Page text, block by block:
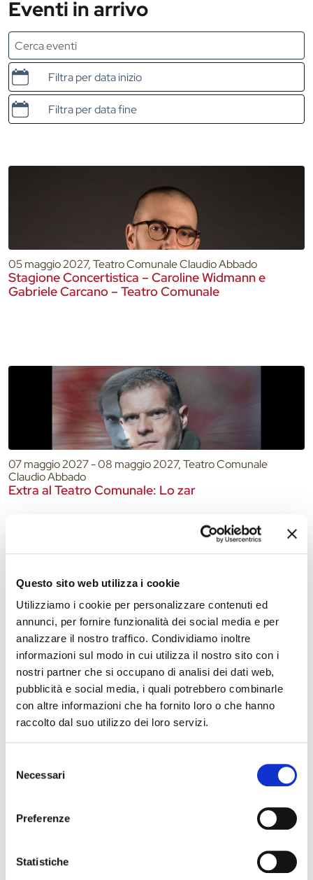
Questo sito web utilizza i cookie
Utilizziamo i cookie per personalizzare contenuti ed
annunci, per fornire funzionalità dei social media e per
analizzare il nostro traffico. Condividiamo inoltre
informazioni sul modo in cui utilizza il nostro sito con i
nostri partner che si occupano di analisi dei dati web,
pubblicità e social media, i quali potrebbero combinarle
con altre informazioni che ha fornito loro o che hanno
raccolto dal suo utilizzo dei loro servizi.
delNecessari
Preferenze
Statistiche
Eventi in arrivo
Data e ora di inizio
Data e ora di fine
05 maggio 2027, Teatro Comunale Claudio Abbado
Stagione Concertistica – Caroline Widmann e
Gabriele Carcano – Teatro Comunale
07 maggio 2027 - 08 maggio 2027, Teatro Comunale
Claudio Abbado
Extra al Teatro Comunale: Lo zar
07 maggio 2027, Teatro Nuovo Ferrara
Come rialzarsi e tornare a sorridere – Spettacolo e
cultura – Teatro Nuovo
08 maggio 2027, Teatro Nuovo Ferrara
Alice nel Paese delle Meraviglie. Musical – Musical &